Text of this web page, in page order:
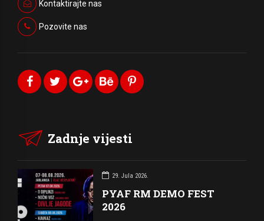
Kontaktirajte nas
Pozovite nas
Zadnje vijesti
29. Jula 2026.
PYAF RM DEMO FEST
2026